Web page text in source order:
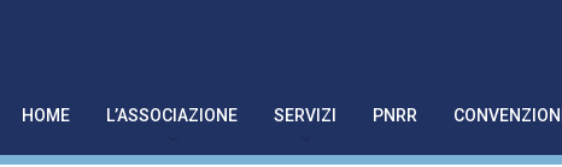
HOME L’ASSOCIAZIONE SERVIZI PNRR CONVENZIONI